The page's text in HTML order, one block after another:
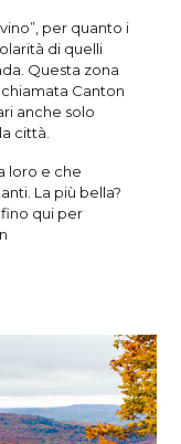
per quanto i
di quelli
Questa zona
chiamata Canton
anche solo
città.
loro e che
La più bella?
fino qui per